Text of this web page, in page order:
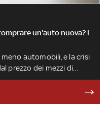
un'auto nuova? I
automobili, e la crisi
prezzo dei mezzi di
delle auto nuove è
hanno registrato un